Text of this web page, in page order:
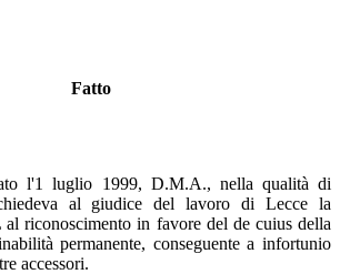
Fatto
l'1 luglio 1999, D.M.A., nella qualità di
al giudice del lavoro di Lecce la
riconoscimento in favore del de cuius della
permanente, conseguente a infortunio
accessori.